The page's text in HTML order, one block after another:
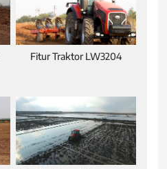
Fitur Traktor LW3204